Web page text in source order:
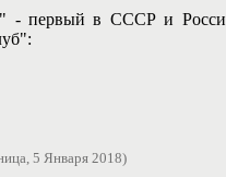
- первый в СССР и
5 Января 2018)